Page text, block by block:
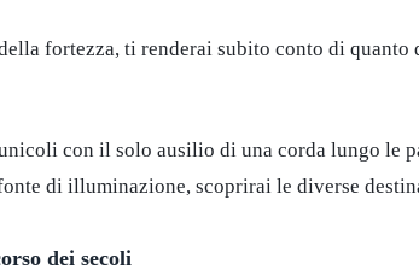
fortezza, ti renderai subito conto di quanto
con il solo ausilio di una corda lungo le
di illuminazione, scoprirai le diverse
dei secoli